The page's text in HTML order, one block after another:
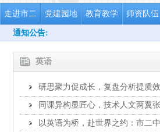
走进市二 党建园地 教育教学 师资队伍
通知公告:
英语
研思聚力促成长，复盘分析提质
分析会同课异构显匠心，技术人文两翼
以英语为桥，赴世界之约：市二